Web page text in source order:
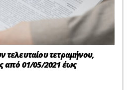
τετραμήνου,
από 01/05/2021 έως